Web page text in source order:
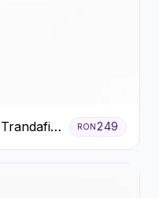
RON249